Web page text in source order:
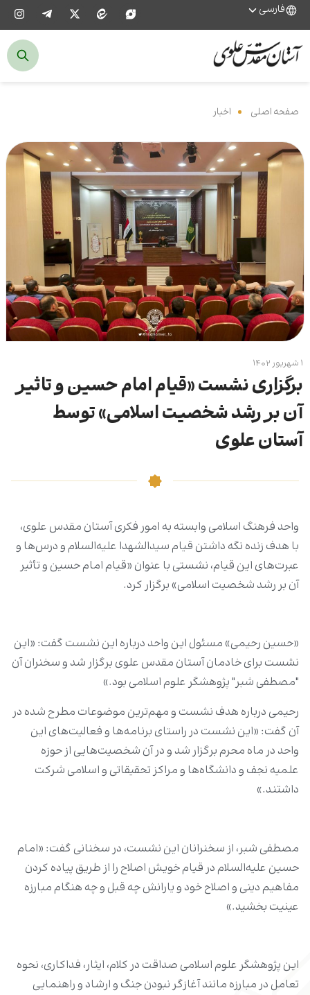
فارسی
صفحه اصلی اخبار
۱ شهریور ۱۴۰۲
برگزاری نشست «قیام امام حسین و تاثیر
آن بر رشد شخصیت اسلامی» توسط
آستان علوی
واحد فرهنگ اسلامی وابسته به امور فکری آستان مقدس علوی،
با هدف زنده نگه داشتن قیام سیدالشهدا علیه‌السلام و درس‌ها و
عبرت‌های این قیام، نشستی با عنوان «قیام امام حسین و تأثیر
آن بر رشد شخصیت اسلامی» برگزار کرد.
«حسین رحیمی» مسئول این واحد درباره این نشست گفت: «این
نشست برای خادمان آستان مقدس علوی برگزار شد و سخنران آن
"مصطفی شبر" پژوهشگر علوم اسلامی بود.»
رحیمی درباره هدف نشست و مهم‌ترین موضوعات مطرح شده در
آن گفت: «این نشست در راستای برنامه‌ها و فعالیت‌های این
واحد در ماه محرم برگزار شد و در آن شخصیت‌هایی از حوزه
علمیه نجف و دانشگاه‌ها و مراکز تحقیقاتی و اسلامی شرکت
داشتند.»
مصطفی شبر، از سخنرانان این نشست، در سخنانی گفت: «امام
حسین علیه‌السلام در قیام خویش اصلاح را از طریق پیاده کردن
مفاهیم دینی و اصلاح خود و یارانش چه قبل و چه هنگام مبارزه
عینیت بخشید.»
این پژوهشگر علوم اسلامی صداقت در کلام، ایثار، فداکاری، نحوه
تعامل در مبارزه مانند آغازگر نبودن جنگ و ارشاد و راهنمایی